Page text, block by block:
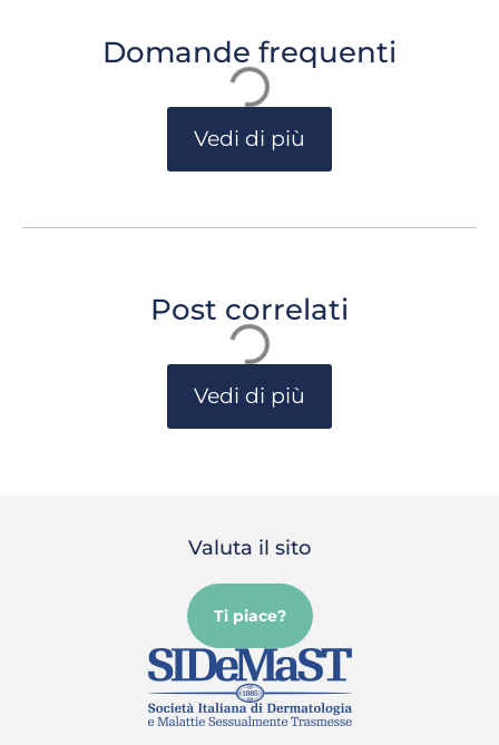
Domande frequenti
Vedi di più
Post correlati
Vedi di più
Valuta il sito
Ti piace?